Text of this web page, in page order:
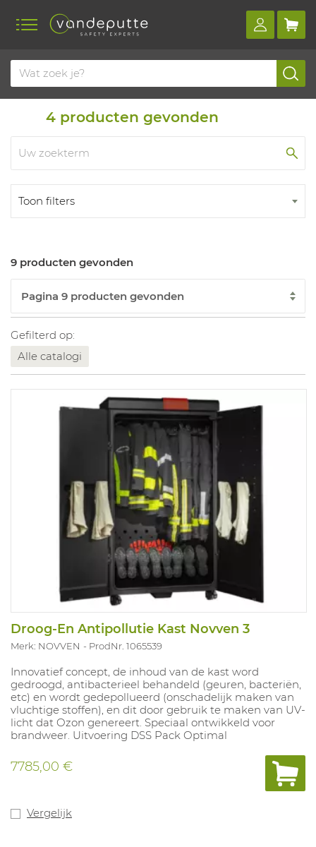
Home Producten
4 producten gevonden
Toon filters
9 producten gevonden
Gefilterd op:
Alle catalogi
Droog-En Antipollutie Kast Novven 3
Merk: NOVVEN ProdNr. 1065539
Innovatief concept, de inhoud van de kast word
gedroogd, antibacterieel behandeld (geuren, bacteriën,
etc) en wordt gedepollueerd (onschadelijk maken van
vluchtige stoffen), en dit door gebruik te maken van UV-
licht dat Ozon genereert. Speciaal ontwikkeld voor
brandweer. Uitvoering DSS Pack Optimal
7785,00 €
Vergelijk